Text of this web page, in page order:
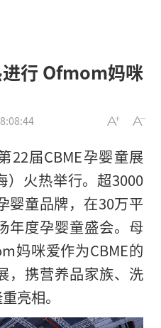
行 Ofmom妈咪
22届CBME孕婴童展
）火热举行。超3000
婴童品牌，在30万平
年度孕婴童盛会。母
妈咪爱作为CBME的
，携营养品家族、洗
亮相。